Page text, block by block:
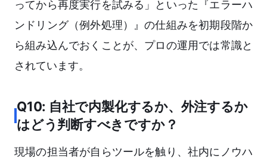
ってから再度実行を試みる」といった『エラーハ
ンドリング（例外処理）』の仕組みを初期段階か
ら組み込んでおくことが、プロの運用では常識と
されています。
Q10: 自社で内製化するか、外注するか
はどう判断すべきですか？
現場の担当者が自らツールを触り、社内にノウハ